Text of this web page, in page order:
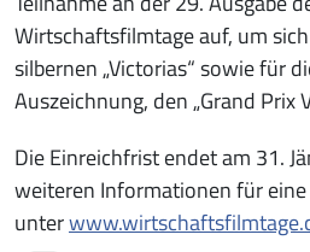
Wirtschaftsfilmtage auf, um
silbernen „Victorias“ sowie für
Auszeichnung, den „Grand Prix
Die Einreichfrist endet am 31.
weiteren Informationen für
unter